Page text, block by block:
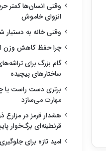
وقتی انسان‌ها کمتر
انزوای خاموش
وقتی خانه به
چرا حفظ کاهش وزن
گام بزرگ برای
ساختارهای پیچیده
برتری دست راست یا
مهارت می‌سازد
هشدار قرمز در
قرنطینه‌ای برگ‌خوار
امید تازه برای